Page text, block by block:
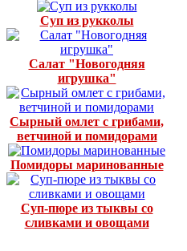
Суп из рукколы
Салат "Новогодняя
игрушка"
Сырный омлет с грибами,
ветчиной и помидорами
Помидоры маринованные
Суп-пюре из тыквы со
сливками и овощами